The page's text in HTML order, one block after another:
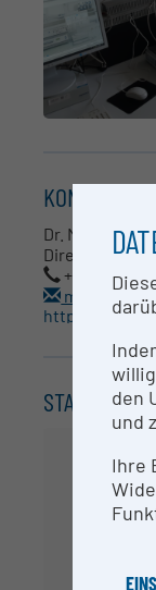
KONTAKT
Dr. Martin
Director
+43 316 873
http://
STANDORT
den
und
Ihre